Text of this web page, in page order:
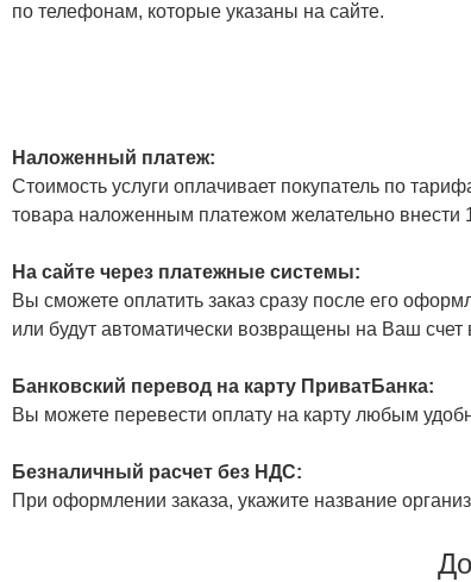
по телефонам, которые указаны на сайте.
Наложенный платеж:
Стоимость услуги оплачивает покупатель по
товара наложенным платежом желательно
На сайте через платежные системы:
Вы сможете оплатить заказ сразу после его
или будут автоматически возвращены на Ваш счет
Банковский перевод на карту ПриватБанка:
Вы можете перевести оплату на карту любым
Безналичный расчет без НДС:
При оформлении заказа, укажите название